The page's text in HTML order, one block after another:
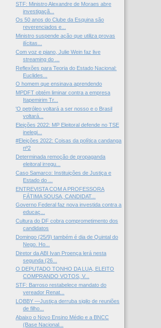
STF: Ministro Alexandre de Moraes abre
investigaçã...
Os 50 anos do Clube da Esquina são
reverenciados e...
Ministro suspende ação que utiliza provas
ilícitas...
Com voz e piano, Julie Wein faz live
streaming do ...
Reflexões para Teoria do Estado Nacional:
Euclides...
O homem que ensinava aprendendo
MPDFT obtém liminar contra a empresa
Itapemirim Tr...
'O petróleo voltará a ser nosso e o Brasil
voltará...
Eleições 2022: MP Eleitoral defende no TSE
inelegi...
#Eleições 2022: Coisas da política candanga
nº2
Determinada remoção de propaganda
eleitoral irregu...
Caso Samarco: Instituições de Justiça e
Estado do ...
ENTREVISTA COM A PROFESSORA
FÁTIMA SOUSA, CANDIDAT...
Governo Federal faz nova investida contra a
educaç...
Cultura do DF cobra comprometimento dos
candidatos
Domingo (25/9) também é dia de Quintal do
Nego. Ho...
Diretor da ABI Ivan Proença lerá nesta
segunda (26...
O DEPUTADO TONHO DA LUA, ELEITO
COMPRANDO VOTOS, V...
STF: Barroso restabelece mandato do
vereador Renat...
LOBBY —Justiça derruba sigilo de reuniões
de filho...
Abaixo o Novo Ensino Médio e a BNCC
(Base Nacional...